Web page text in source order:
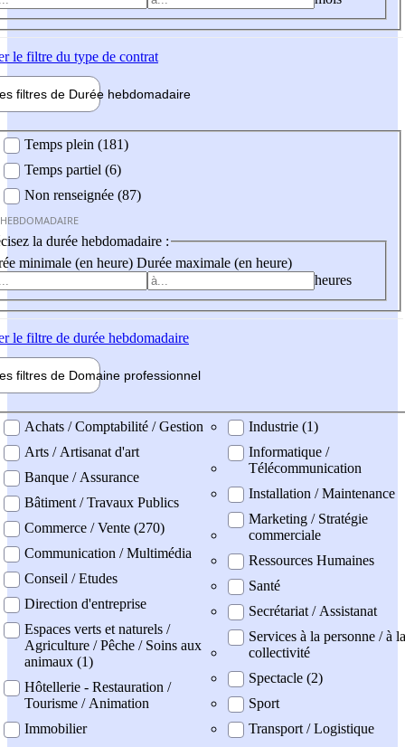
le filtre du type de contrat
filtres de Durée hebdomadaire
Temps plein (181)
Temps partiel (6)
Non renseignée (87)
la durée hebdomadaire :
minimale (en heure) Durée maximale (en heure)
heures
le filtre de durée hebdomadaire
filtres de Domaine professionnel
professionel
Achats / Comptabilité / Gestion
Arts / Artisanat d'art
Banque / Assurance
Bâtiment / Travaux Publics
Commerce / Vente (270)
Communication / Multimédia
Conseil / Etudes
Direction d'entreprise
Espaces verts et naturels /
Agriculture / Pêche / Soins aux
animaux (1)
Hôtellerie - Restauration /
Tourisme / Animation
Immobilier
Industrie (1)
Informatique /
Télécommunication
Installation / Maintenance
Marketing / Stratégie
commerciale
Ressources Humaines
Santé
Secrétariat / Assistanat
Services à la personne / à la
collectivité
Spectacle (2)
Sport
Transport / Logistique